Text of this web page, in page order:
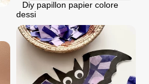
Diy papillon papier colore
dessi